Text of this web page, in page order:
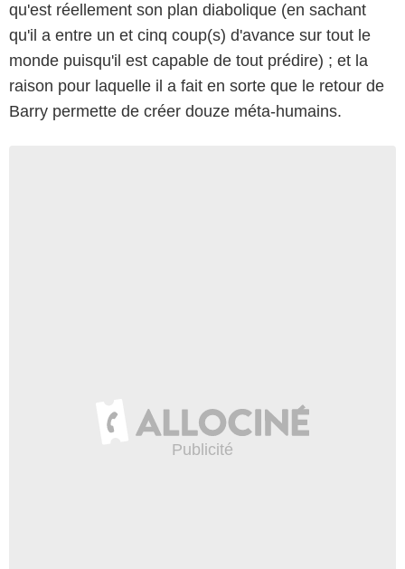
qu'est réellement son plan diabolique (en sachant
qu'il a entre un et cinq coup(s) d'avance sur tout le
monde puisqu'il est capable de tout prédire) ; et la
raison pour laquelle il a fait en sorte que le retour de
Barry permette de créer douze méta-humains.